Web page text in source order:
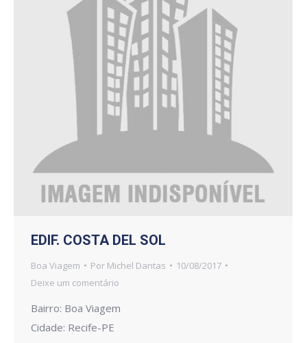
EDIF. COSTA DEL SOL
Boa Viagem Por Michel Dantas
10/08/2017
Deixe um comentário
Bairro: Boa Viagem
Cidade: Recife-PE